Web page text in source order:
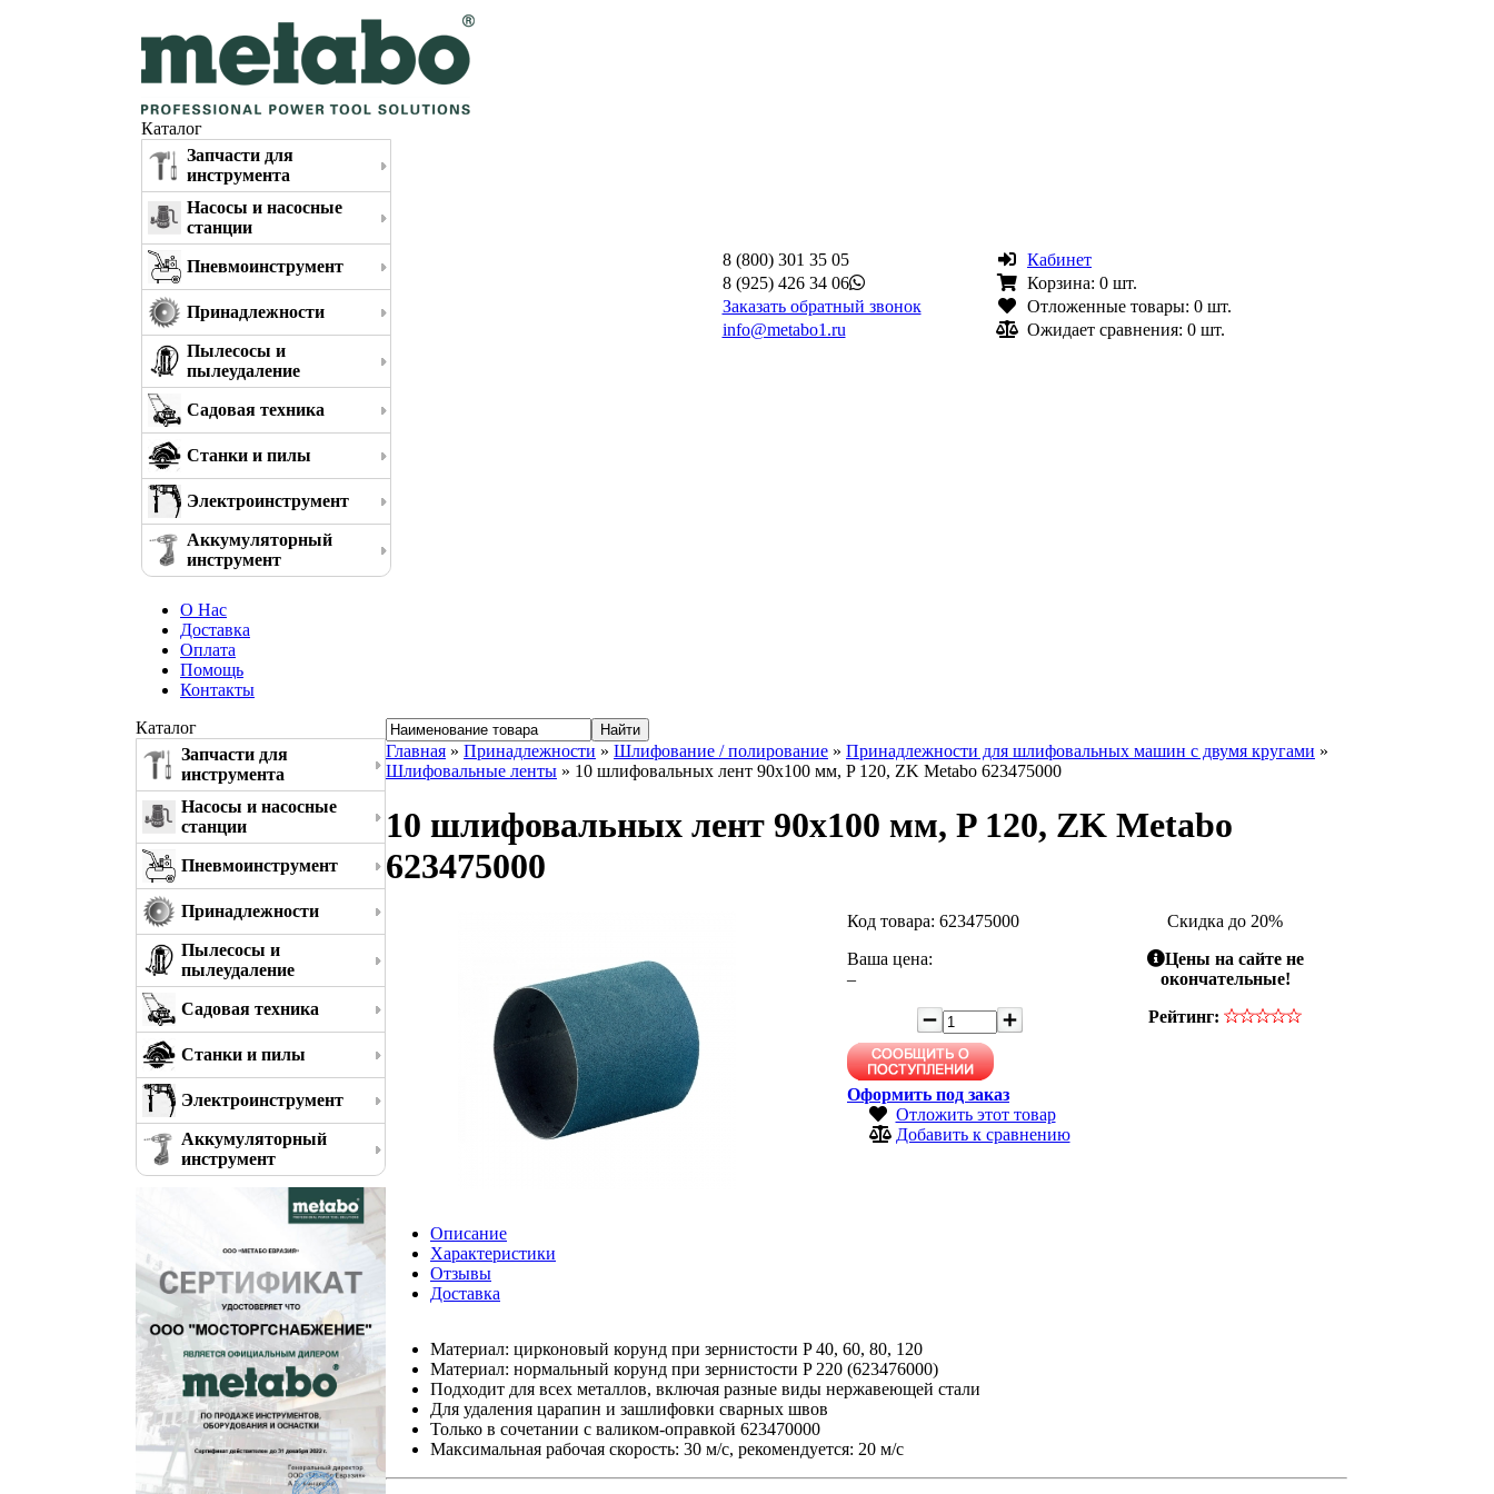
Каталог
Запчасти для
инструмента
Насосы и насосные
станции
Пневмоинструмент
Принадлежности
Пылесосы и
пылеудаление
Садовая техника
Станки и пилы
Электроинструмент
Аккумуляторный
инструмент
8 (800) 301 35 05
8 (925) 426 34 06
Заказать обратный звонок
info@metabo1.ru
Кабинет
Корзина: 0 шт.
Отложенные товары: 0 шт.
Ожидает сравнения: 0 шт.
О Нас
Доставка
Оплата
Помощь
Контакты
Каталог
Запчасти для
инструмента
Насосы и насосные
станции
Пневмоинструмент
Принадлежности
Пылесосы и
пылеудаление
Садовая техника
Станки и пилы
Электроинструмент
Аккумуляторный
инструмент
Главная » Принадлежности » Шлифование / полирование » Принадлежности для шлифовальных машин с двумя кругами »
Шлифовальные ленты » 10 шлифовальных лент 90x100 мм, P 120, ZK Metabo 623475000
10 шлифовальных лент 90x100 мм, P 120, ZK Metabo
623475000
Код товара: 623475000
Ваша цена:
–
Оформить под заказ
Отложить этот товар
Добавить к сравнению
Скидка до 20%
Цены на сайте не
окончательные!
Рейтинг:
Описание
Характеристики
Отзывы
Доставка
Материал: цирконовый корунд при зернистости P 40, 60, 80, 120
Материал: нормальный корунд при зернистости P 220 (623476000)
Подходит для всех металлов, включая разные виды нержавеющей стали
Для удаления царапин и зашлифовки сварных швов
Только в сочетании с валиком-оправкой 623470000
Максимальная рабочая скорость: 30 м/с, рекомендуется: 20 м/с